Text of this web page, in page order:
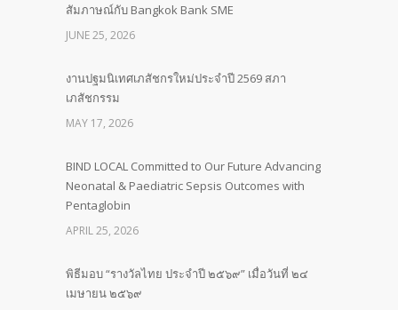
สัมภาษณ์กับ Bangkok Bank SME
JUNE 25, 2026
งานปฐมนิเทศเภสัชกรใหม่ประจำปี 2569 สภา
เภสัชกรรม
MAY 17, 2026
BIND LOCAL Committed to Our Future Advancing
Neonatal & Paediatric Sepsis Outcomes with
Pentaglobin
APRIL 25, 2026
พิธีมอบ “รางวัลไทย ประจำปี ๒๕๖๙” เมื่อวันที่ ๒๔
เมษายน ๒๕๖๙